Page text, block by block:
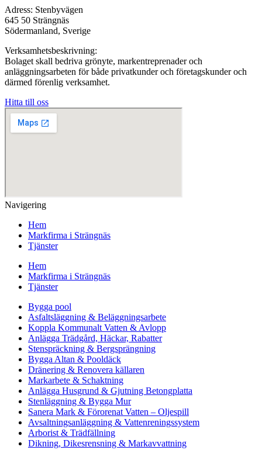
Adress: Stenbyvägen
645 50 Strängnäs
Södermanland, Sverige
Verksamhetsbeskrivning:
Bolaget skall bedriva grönyte, markentreprenader och
anläggningsarbeten för både privatkunder och företagskunder och
därmed förenlig verksamhet.
Hitta till oss
Navigering
Hem
Markfirma i Strängnäs
Tjänster
Hem
Markfirma i Strängnäs
Tjänster
Bygga pool
Asfaltsläggning & Beläggningsarbete
Koppla Kommunalt Vatten & Avlopp
Anlägga Trädgård, Häckar, Rabatter
Stenspräckning & Bergsprängning
Bygga Altan & Pooldäck
Dränering & Renovera källaren
Markarbete & Schaktning
Anlägga Husgrund & Gjutning Betongplatta
Stenläggning & Bygga Mur
Sanera Mark & Förorenat Vatten – Oljespill
Avsaltningsanläggning & Vattenreningssystem
Arborist & Trädfällning
Dikning, Dikesrensning & Markavvattning